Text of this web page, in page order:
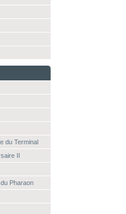
du Terminal
II
Pharaon